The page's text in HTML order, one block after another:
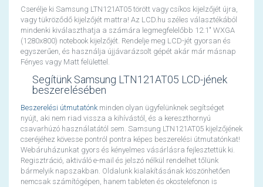
Cserélje ki Samsung LTN121AT05 törött vagy csíkos kijelzőjét újra,
vagy tükröződő kijelzőjét mattra! Az LCD.hu széles választékából
mindenki kiválaszthatja a számára legmegfelelőbb 12.1" WXGA
(1280x800) notebook kijelzőjét. Rendelje meg LCD-jét gyorsan és
egyszerűen, és használja újjávarázsolt gépét akár már másnap
Fényes vagy Matt felülettel.
Segítünk Samsung LTN121AT05 LCD-jének
beszerelésében
Beszerelési útmutatónkminden olyan ügyfelünknek segítséget
nyújt, aki nem riad vissza a kihívástól, és a kereszthornyú
csavarhúzó használatától sem. Samsung LTN121AT05 kijelzőjének
cseréjéhez kövesse pontról pontra képes beszerelési útmutatónkat!
Webáruházunkat gyors és kényelmes vásárlásra fejlesztettük ki.
Regisztráció, aktiváló e-mail és jelszó nélkül rendelhet tőlünk
bármelyik napszakban. Oldalunk kialakításának köszönhetően
nemcsak számítógépen, hanem tableten és okostelefonon is